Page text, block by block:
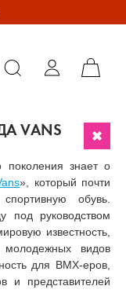
VANS
поколения знает о
», который почти
обувь.
под руководством
известность,
видов
для ВМХ-еров,
и представителей